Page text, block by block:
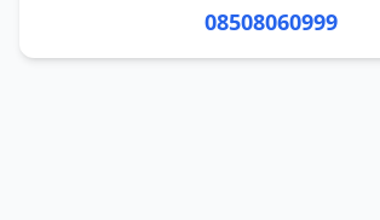
08508060999